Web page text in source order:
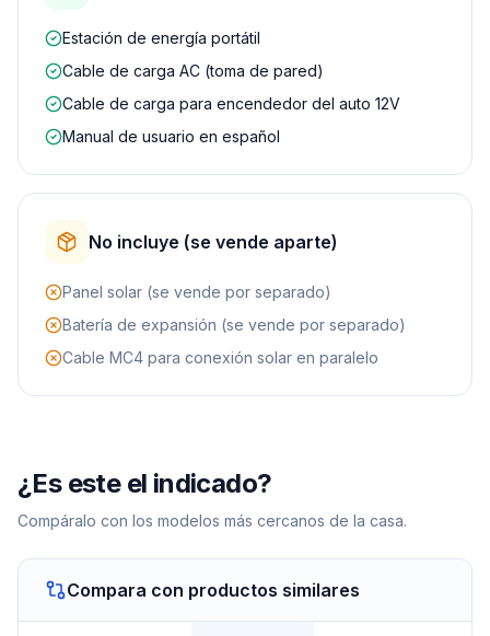
Estación de energía portátil
Cable de carga AC (toma de pared)
Cable de carga para encendedor del auto 12V
Manual de usuario en español
No incluye (se vende aparte)
Panel solar (se vende por separado)
Batería de expansión (se vende por separado)
Cable MC4 para conexión solar en paralelo
¿Es este el indicado?
Compáralo con los modelos más cercanos de la casa.
Compara con productos similares